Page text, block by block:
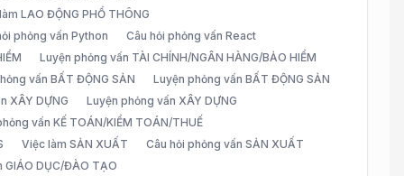
LAO ĐỘNG PHỔ THÔNG
phỏng vấn Python
Câu hỏi phỏng vấn React
Luyện phỏng vấn TÀI CHÍNH/NGÂN HÀNG/BẢO HIỂM
vấn BẤT ĐỘNG SẢN
Luyện phỏng vấn BẤT ĐỘNG SẢN
XÂY DỰNG
Luyện phỏng vấn XÂY DỰNG
vấn KẾ TOÁN/KIỂM TOÁN/THUẾ
Việc làm SẢN XUẤT
Câu hỏi phỏng vấn SẢN XUẤT
GIÁO DỤC/ĐÀO TẠO